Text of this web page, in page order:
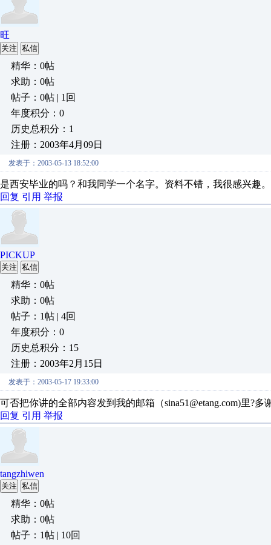
旺
关注 私信
精华：0帖
求助：0帖
帖子：0帖 | 1回
年度积分：0
历史总积分：1
注册：2003年4月09日
发表于：2003-05-13 18:52:00
是西安毕业的吗？和我同学一个名字。资料不错，我很感兴趣
回复 引用 举报
PICKUP
关注 私信
精华：0帖
求助：0帖
帖子：1帖 | 4回
年度积分：0
历史总积分：15
注册：2003年2月15日
发表于：2003-05-17 19:33:00
可否把你讲的全部内容发到我的邮箱（sina51@etang.com)里?多
回复 引用 举报
tangzhiwen
关注 私信
精华：0帖
求助：0帖
帖子：1帖 | 10回